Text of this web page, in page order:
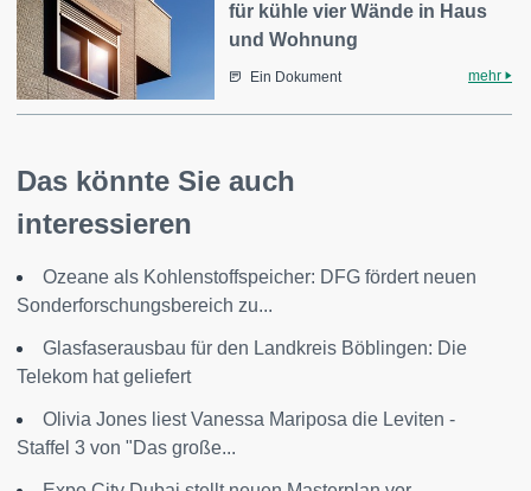
für kühle vier Wände in Haus
und Wohnung
Ein Dokument mehr
Das könnte Sie auch
interessieren
Ozeane als Kohlenstoffspeicher: DFG fördert neuen
Sonderforschungsbereich zu...
Glasfaserausbau für den Landkreis Böblingen: Die
Telekom hat geliefert
Olivia Jones liest Vanessa Mariposa die Leviten -
Staffel 3 von "Das große...